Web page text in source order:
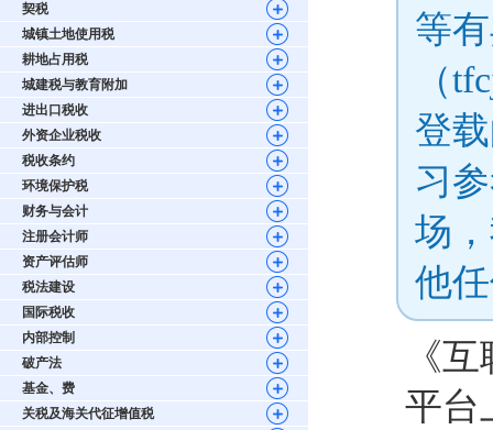
契税
城镇土地使用税
耕地占用税
城建税与教育附加
进出口税收
外资企业税收
税收条约
环境保护税
财务与会计
注册会计师
资产评估师
税法建设
国际税收
内部控制
破产法
基金、费
关税及海关代征增值税
等
（
登
习
场
他
《
平台